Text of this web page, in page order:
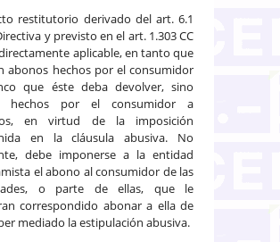
restitutorio derivado del art. 6.1
y previsto en el art. 1.303 CC
aplicable, en tanto que
abonos hechos por el consumidor
que éste deba devolver, sino
hechos por el consumidor a
en virtud de la imposición
en la cláusula abusiva. No
debe imponerse a la entidad
el abono al consumidor de las
o parte de ellas, que le
correspondido abonar a ella de
mediado la estipulación abusiva.